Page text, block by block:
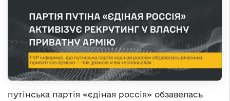
путінська партія «єдіная россія» обзавелась